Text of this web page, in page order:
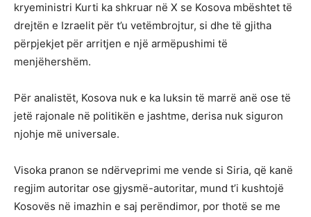
kryeministri Kurti ka shkruar në X se Kosova mbështet të
drejtën e Izraelit për t’u vetëmbrojtur, si dhe të gjitha
përpjekjet për arritjen e një armëpushimi të
menjëhershëm.
Për analistët, Kosova nuk e ka luksin të marrë anë ose të
jetë rajonale në politikën e jashtme, derisa nuk siguron
njohje më universale.
Visoka pranon se ndërveprimi me vende si Siria, që kanë
regjim autoritar ose gjysmë-autoritar, mund t’i kushtojë
Kosovës në imazhin e saj perëndimor, por thotë se me